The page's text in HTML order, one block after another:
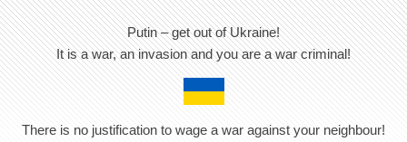
Putin – get out of Ukraine!
It is a war, an invasion and you are a war criminal!
There is no justification to wage a war against your neighbour!